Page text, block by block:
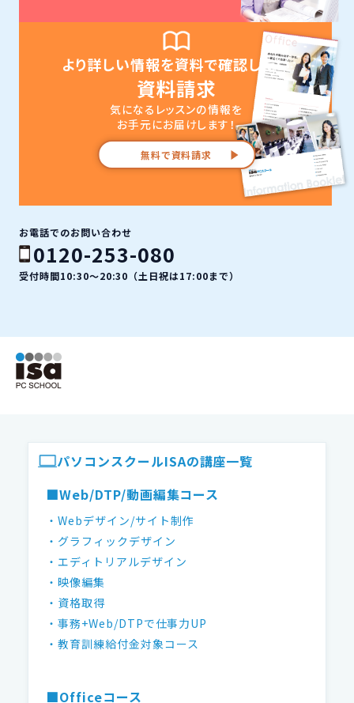
より詳しい情報を資料で確認したい
資料請求
気になるレッスンの情報を
お手元にお届けします！
無料で資料請求
お電話でのお問い合わせ
0120-253-080
受付時間10:30〜20:30（土日祝は17:00まで）
パソコンスクールISAの講座一覧
■Web/DTP/動画編集コース
・Webデザイン/サイト制作
・グラフィックデザイン
・エディトリアルデザイン
・映像編集
・資格取得
・事務+Web/DTPで仕事力UP
・教育訓練給付金対象コース
■Officeコース